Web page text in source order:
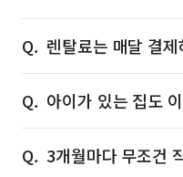
렌탈료는 매달 결
아이가 있는 집도
3개월마다 무조건